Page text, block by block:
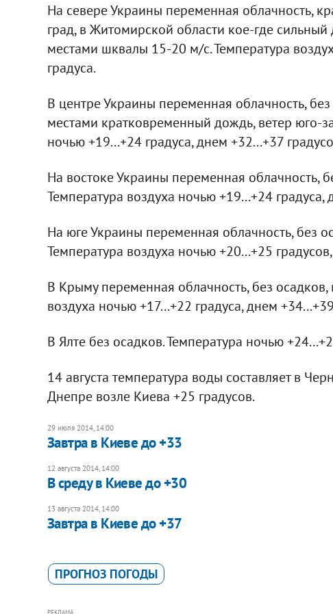
На севере Украины переменная облачность,
град, в Житомирской области кое-где
местами шквалы 15-20 м/с. Температура
градуса.
В центре Украины переменная облачность,
местами кратковременный дождь, ветер юго-
ночью +19...+24 градуса, днем +32...+37
На востоке Украины переменная облачность,
Температура воздуха ночью +19...+24 градуса,
На юге Украины переменная облачность, без
Температура воздуха ночью +20...+25
В Крыму переменная облачность, без
воздуха ночью +17...+22 градуса, днем
В Ялте без осадков. Температура ночью
14 августа температура воды составляет в
Днепре возле Киева +25 градусов.
29 июля 2014, 14:00
Завтра в Киеве до +33
12 августа 2014, 14:00
В среду в Киеве до +30
13 августа 2014, 14:00
Завтра в Киеве до +37
ПРОГНОЗ ПОГОДЫ
РЕКЛАМА